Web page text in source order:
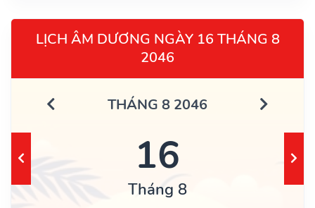
LỊCH ÂM DƯƠNG NGÀY 16 THÁNG 8
2046
THÁNG 8 2046
16
Tháng 8